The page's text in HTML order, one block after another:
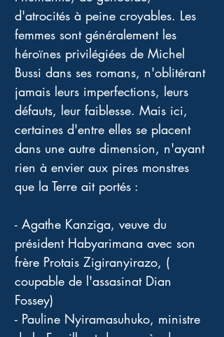
d'atrocités à peine croyables. Les
femmes sont généralement les
héroïnes privilégiées de Michel
Bussi dans ses romans, n'oblitérant
jamais leurs imperfections, leurs
défauts, leur faiblesse. Mais ici,
certaines d'entre elles se placent
dans une autre dimension, n'ayant
rien à envier aux pires monstres
que la Terre ait portés :
- Agathe Kanziga, veuve du
président Habyarimana avec son
frère Protais Zigiranyirazo, (
coupable de l'assasinat Dian
Fossey)
- Pauline Nyiramasuhuko, ministre